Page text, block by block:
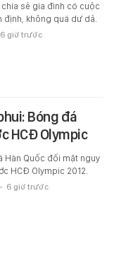
sẻ gia đình có cuộc
định, không quá dư dả.
6 giờ trước
Bóng đá
HCĐ Olympic
Hàn Quốc đối mặt nguy
HCĐ Olympic 2012.
- 6 giờ trước